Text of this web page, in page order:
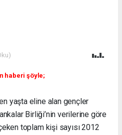
haberi şöyle;
yaşta eline alan gençler
Birliği’nin verilerine göre
toplam kişi sayısı 2012